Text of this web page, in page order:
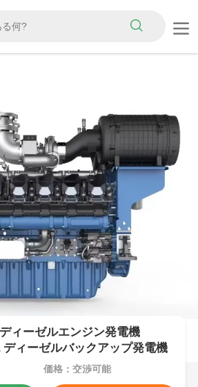
ィーゼルエンジン発電機
ディーゼルバックアップ発電機
価格：交渉可能